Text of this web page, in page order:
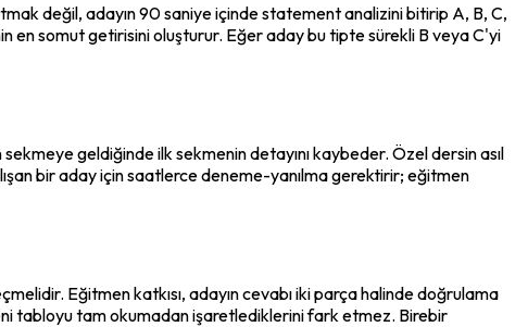
değil, adayın 90 saniye içinde statement analizini bitirip A, B, C,
en somut getirisini oluşturur. Eğer aday bu tipte sürekli B veya C'yi
geldiğinde ilk sekmenin detayını kaybeder. Özel dersin asıl
bir aday için saatlerce deneme-yanılma gerektirir; eğitmen
Eğitmen katkısı, adayın cevabı iki parça halinde doğrulama
tabloyu tam okumadan işaretlediklerini fark etmez. Birebir